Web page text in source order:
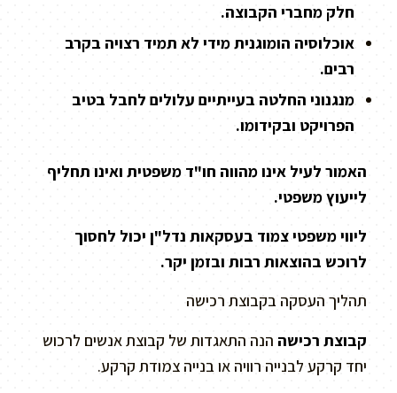
חלק מחברי הקבוצה.
אוכלוסיה הומוגנית מידי לא תמיד רצויה בקרב
רבים.
מנגנוני החלטה בעייתיים עלולים לחבל בטיב
הפרויקט ובקידומו.
האמור לעיל אינו מהווה חו"ד משפטית ואינו תחליף
לייעוץ משפטי.
ליווי משפטי צמוד בעסקאות נדל"ן יכול לחסוך
לרוכש בהוצאות רבות ובזמן יקר.
תהליך העסקה בקבוצת רכישה
קבוצת רכישה הנה התאגדות של קבוצת אנשים לרכוש
יחד קרקע לבנייה רוויה או בנייה צמודת קרקע.